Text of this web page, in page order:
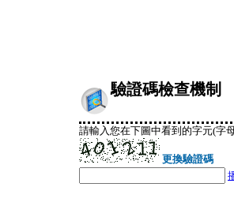
驗證碼檢查機制
請輸入您在下圖中看到的字元(字
更換驗證碼